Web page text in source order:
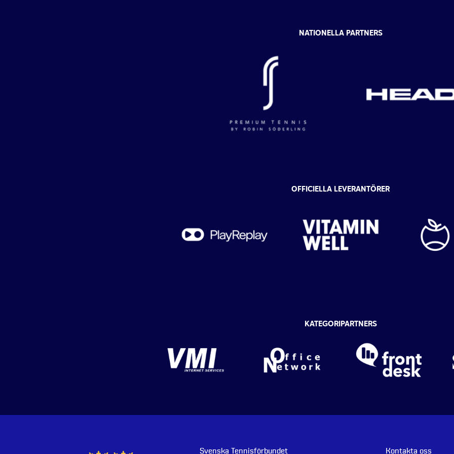
NATIONELLA PARTNERS
OFFICIELLA LEVERANTÖRER
KATEGORIPARTNERS
Svenska Tennisförbundet Kontakta oss